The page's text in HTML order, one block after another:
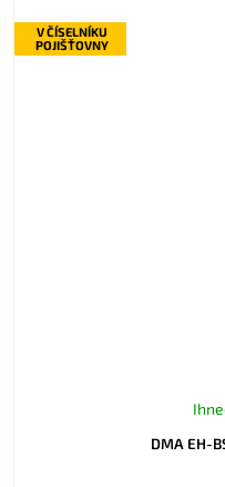
V ČÍSELNÍKU
POJIŠŤOVNY
DMA EH-